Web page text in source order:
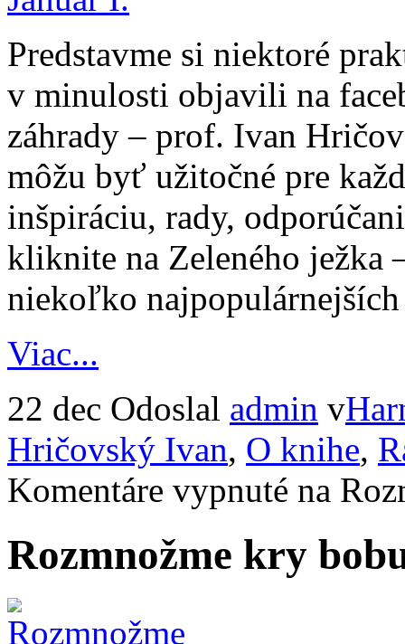
Predstavme si niektoré
v minulosti objavili na
záhrady – prof. Ivan
môžu byť užitočné pre
inšpiráciu, rady,
kliknite na Zeleného ježka
niekoľko
Viac...
22 dec Odoslal admin v
Hričovský Ivan, O knihe,
Komentáre vypnuté na
Rozmnožme kry